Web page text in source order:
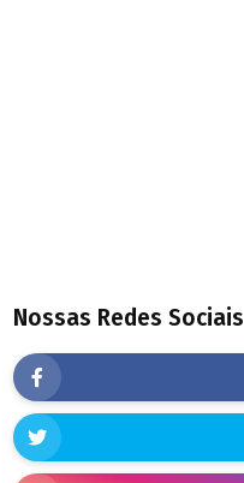
Nossas Redes Sociais